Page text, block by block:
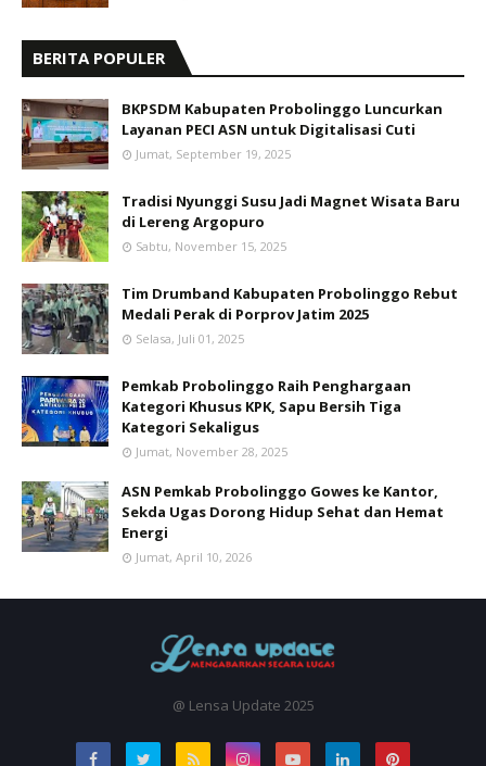
BERITA POPULER
BKPSDM Kabupaten Probolinggo Luncurkan
Layanan PECI ASN untuk Digitalisasi Cuti
Jumat, September 19, 2025
Tradisi Nyunggi Susu Jadi Magnet Wisata Baru
di Lereng Argopuro
Sabtu, November 15, 2025
Tim Drumband Kabupaten Probolinggo Rebut
Medali Perak di Porprov Jatim 2025
Selasa, Juli 01, 2025
Pemkab Probolinggo Raih Penghargaan
Kategori Khusus KPK, Sapu Bersih Tiga
Kategori Sekaligus
Jumat, November 28, 2025
ASN Pemkab Probolinggo Gowes ke Kantor,
Sekda Ugas Dorong Hidup Sehat dan Hemat
Energi
Jumat, April 10, 2026
@ Lensa Update 2025